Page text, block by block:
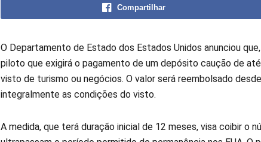
Compartilhar
O Departamento de Estado dos Estados Unidos anunciou
piloto que exigirá o pagamento de um depósito caução de
visto de turismo ou negócios. O valor será reembolsado
integralmente as condições do visto.
A medida, que terá duração inicial de 12 meses, visa coibir o